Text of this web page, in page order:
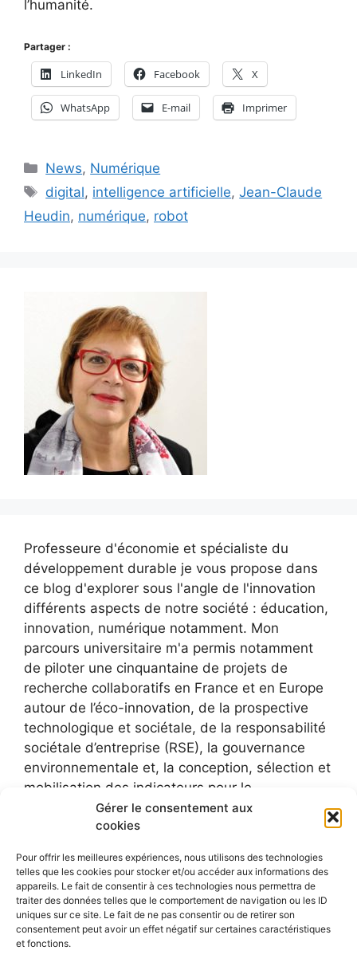
Gérer le consentement aux
cookies
Pour offrir les meilleures expériences, nous utilisons des technologies
telles que les cookies pour stocker et/ou accéder aux informations des
appareils. Le fait de consentir à ces technologies nous permettra de
traiter des données telles que le comportement de navigation ou les ID
uniques sur ce site. Le fait de ne pas consentir ou de retirer son
consentement peut avoir un effet négatif sur certaines caractéristiques
et fonctions.
l’humanité.
Partager :
LinkedIn Facebook X
WhatsApp E-mail Imprimer
Catégories
News, Numérique
Étiquettes
digital, intelligence artificielle,Jean-Claude
Heudin, numérique, robot
Professeure d'économie et spécialiste du
développement durable je vous propose dans
ce blog d'explorer sous l'angle de l'innovation
différents aspects de notre société : éducation,
innovation, numérique notamment. Mon
parcours universitaire m'a permis notamment
de piloter une cinquantaine de projets de
recherche collaboratifs en France et en Europe
autour de l’éco-innovation, de la prospective
technologique et sociétale, de la responsabilité
sociétale d’entreprise (RSE), la gouvernance
environnementale et, la conception, sélection et
mobilisation des indicateurs pour le
développement durable.